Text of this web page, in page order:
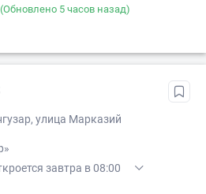
(Обновлено 5 часов назад)
улица Марказий
завтра в 08:00